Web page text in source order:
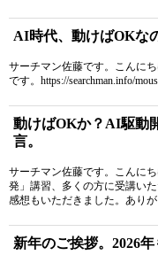
AI時代、動けばOKな
サーチマン佐藤です。こんに
です。https://searchman.info/
動けばOKか？AI駆動
言。
サーチマン佐藤です。こんに
発」講習、多くの方に受講い
感想もいただきました。あり
新年のご挨拶。2026